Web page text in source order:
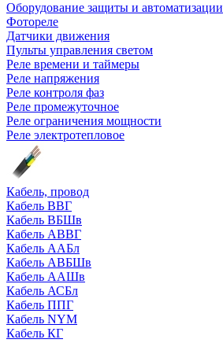
Оборудование защиты и автоматизации
Фотореле
Датчики движения
Пульты управления светом
Реле времени и таймеры
Реле напряжения
Реле контроля фаз
Реле промежуточное
Реле ограничения мощности
Реле электротепловое
Кабель, провод
Кабель ВВГ
Кабель ВБШв
Кабель АВВГ
Кабель ААБл
Кабель АВБШв
Кабель ААШв
Кабель АСБл
Кабель ППГ
Кабель NYM
Кабель КГ